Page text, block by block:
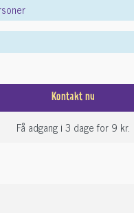
Kontakt nu
Få adgang i 3 dage for 9 kr.